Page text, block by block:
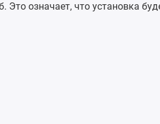
Это означает, что установка